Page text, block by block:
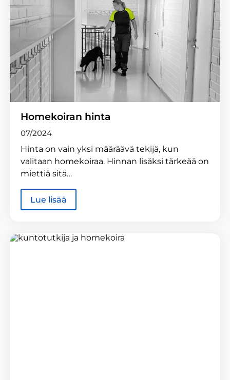
Homekoiran hinta
07/2024
Hinta on vain yksi määräävä tekijä, kun
valitaan homekoiraa. Hinnan lisäksi tärkeää on
miettiä sitä…
Lue lisää